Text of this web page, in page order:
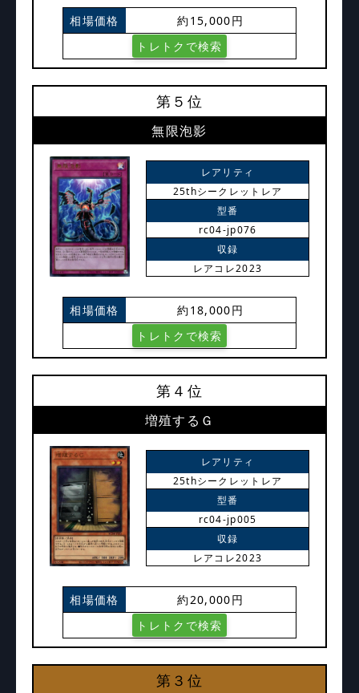
相場価格
約15,000円
トレトクで検索
第５位
無限泡影
レアリティ
25thシークレットレア
型番
rc04-jp076
収録
レアコレ2023
相場価格
約18,000円
トレトクで検索
第４位
増殖するＧ
レアリティ
25thシークレットレア
型番
rc04-jp005
収録
レアコレ2023
相場価格
約20,000円
トレトクで検索
第３位